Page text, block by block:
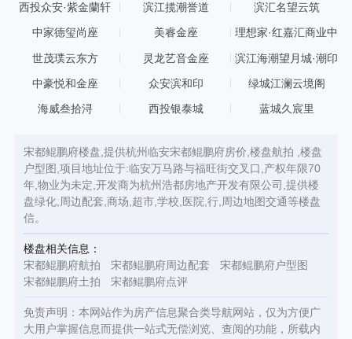
西投众安·紫金蘭轩 滨江揽潮誉道 滨汇名望云筑
中家德玺尚座 美睿金座
理想家·红嘉汇商业中
世茂璞云东方 灵龙艺音金座 滨江海潮望月城·潮印
中豪悦和金座 众安滨和印 绿城江澜云境阁
海威叁拾浔 西投银泰城 蓝城久宸里
宋都鲲鹏府楼盘,提供杭州临安宋都鲲鹏府房价,楼盘航拍 ,楼盘
户型图,项目地址位于:临安万马路与福旺街交叉口,产权年限70
年,物业为未定,开发商为杭州浩都房地产开发有限公司,提供楼
盘绿化,周边配套,商场,超市,学校,医院,行,周边地图交通等楼盘
信。
楼盘相关信息：
宋都鲲鹏府航拍
宋都鲲鹏府周边配套
宋都鲲鹏府户型图
宋都鲲鹏府土拍
宋都鲲鹏府点评
免责声明：本网站作为房产信息聚合类导航网站，仅为方便广
大用户掌握信息而提供一站式无偿浏览、查阅的功能，所载内